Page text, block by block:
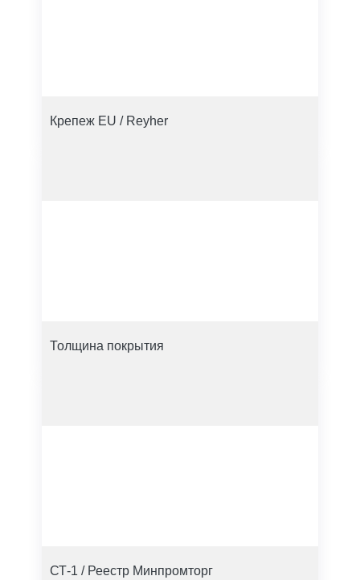
Крепеж EU / Reyher
Толщина покрытия
СТ-1 / Реестр Минпромторг